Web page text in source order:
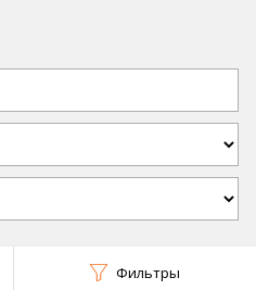
Фильтры